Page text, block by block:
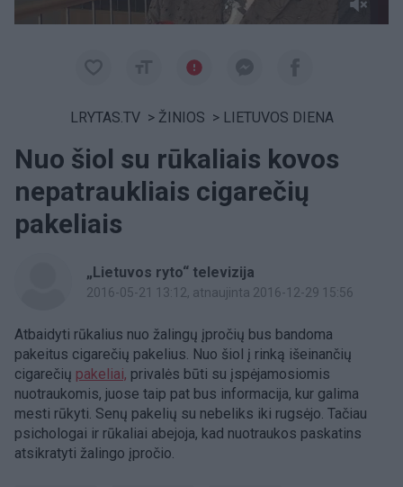
LRYTAS.TV > ŽINIOS > LIETUVOS DIENA
Nuo šiol su rūkaliais kovos
nepatraukliais cigarečių
pakeliais
„Lietuvos ryto“ televizija
2016-05-21 13:12, atnaujinta 2016-12-29 15:56
Atbaidyti rūkalius nuo žalingų įpročių bus bandoma
pakeitus cigarečių pakelius. Nuo šiol į rinką išeinančių
cigarečių pakeliai, privalės būti su įspėjamosiomis
nuotraukomis, juose taip pat bus informacija, kur galima
mesti rūkyti. Senų pakelių su nebeliks iki rugsėjo. Tačiau
psichologai ir rūkaliai abejoja, kad nuotraukos paskatins
atsikratyti žalingo įpročio.